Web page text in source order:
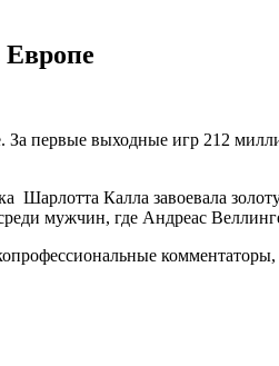
первые выходные игр 212
Калла завоевала
мужчин, где Андреас